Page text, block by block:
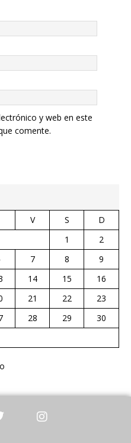
y web en este
comente.
V S
D
1
2
7 8
9
14 15
16
21 22
23
28 29
30